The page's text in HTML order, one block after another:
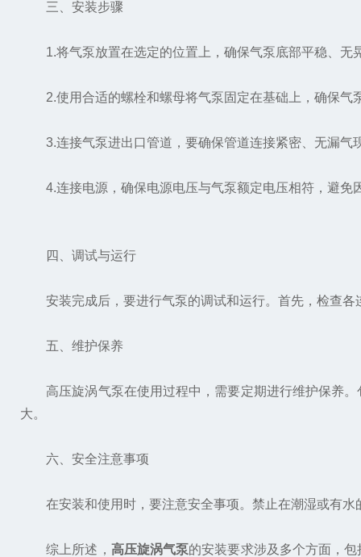
三、安装步骤
1.将气泵放置在选定的位置上，确保气泵底部平稳、无
2.使用合适的螺栓和螺母将气泵固定在基础上，确保气
3.连接气泵进出口管道，要确保管道连接紧密、无漏气
4.连接电源，确保电源电压与气泵额定电压相符，避免
四、调试与运行
安装完成后，要进行气泵的调试和运行。首先，检查各
五、维护保养
高压旋涡气泵在使用过程中，需要定期进行维护保养。
大。
六、安全注意事项
在安装和使用时，要注意安全事项。禁止在潮湿或有水
综上所述， 高压旋涡气泵的安装要求涉及多个方面，